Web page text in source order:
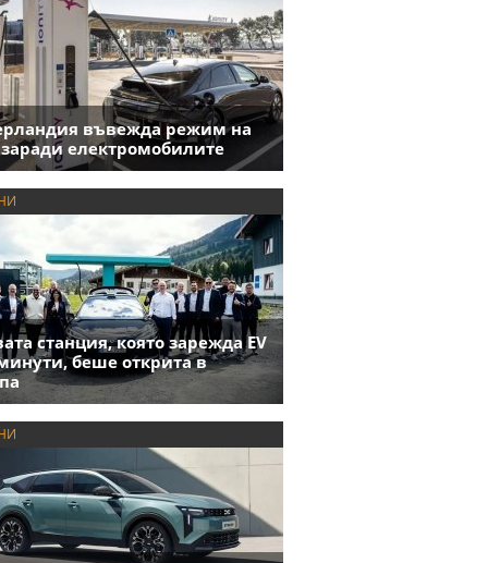
въвежда режим на
заради електромобилите
станция, която зарежда EV
беше открита в